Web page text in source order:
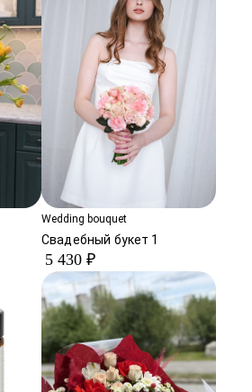
Wedding bouquet
Свадебный букет 1
5 430 ₽